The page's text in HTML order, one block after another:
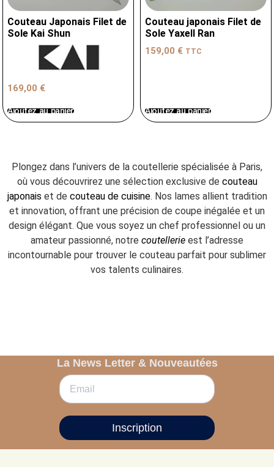
Couteau Japonais Filet de
Sole Kai Shun
169,00 €
Ajoutez au panier
Couteau japonais Filet de
Sole Yaxell Ran
159,00 € TTC
Ajoutez au panier
Plongez dans l’univers de la coutellerie spécialisée à Paris,
où vous découvrirez une sélection exclusive de couteau
japonais et de couteau de cuisine. Nos lames allient tradition
et innovation, offrant une précision de coupe inégalée et un
design élégant. Que vous soyez un chef professionnel ou un
amateur passionné, notre coutellerie est l’adresse
incontournable pour trouver le couteau parfait pour sublimer
vos talents culinaires.
La News Letter & Nouveautées
Inscription